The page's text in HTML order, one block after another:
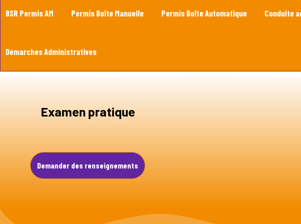
BSR Permis AM Permis Boîte Manuelle Permis Boîte Automatique Conduite
Démarches Administratives
Examen pratique
Demander des renseignements